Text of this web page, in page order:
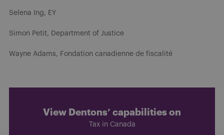
Selena Ing, EY
Simon Petit, Department of Justice
Wayne Adams, Fondation canadienne de fiscalité
View Dentons’ capabilities on
Tax in Canada